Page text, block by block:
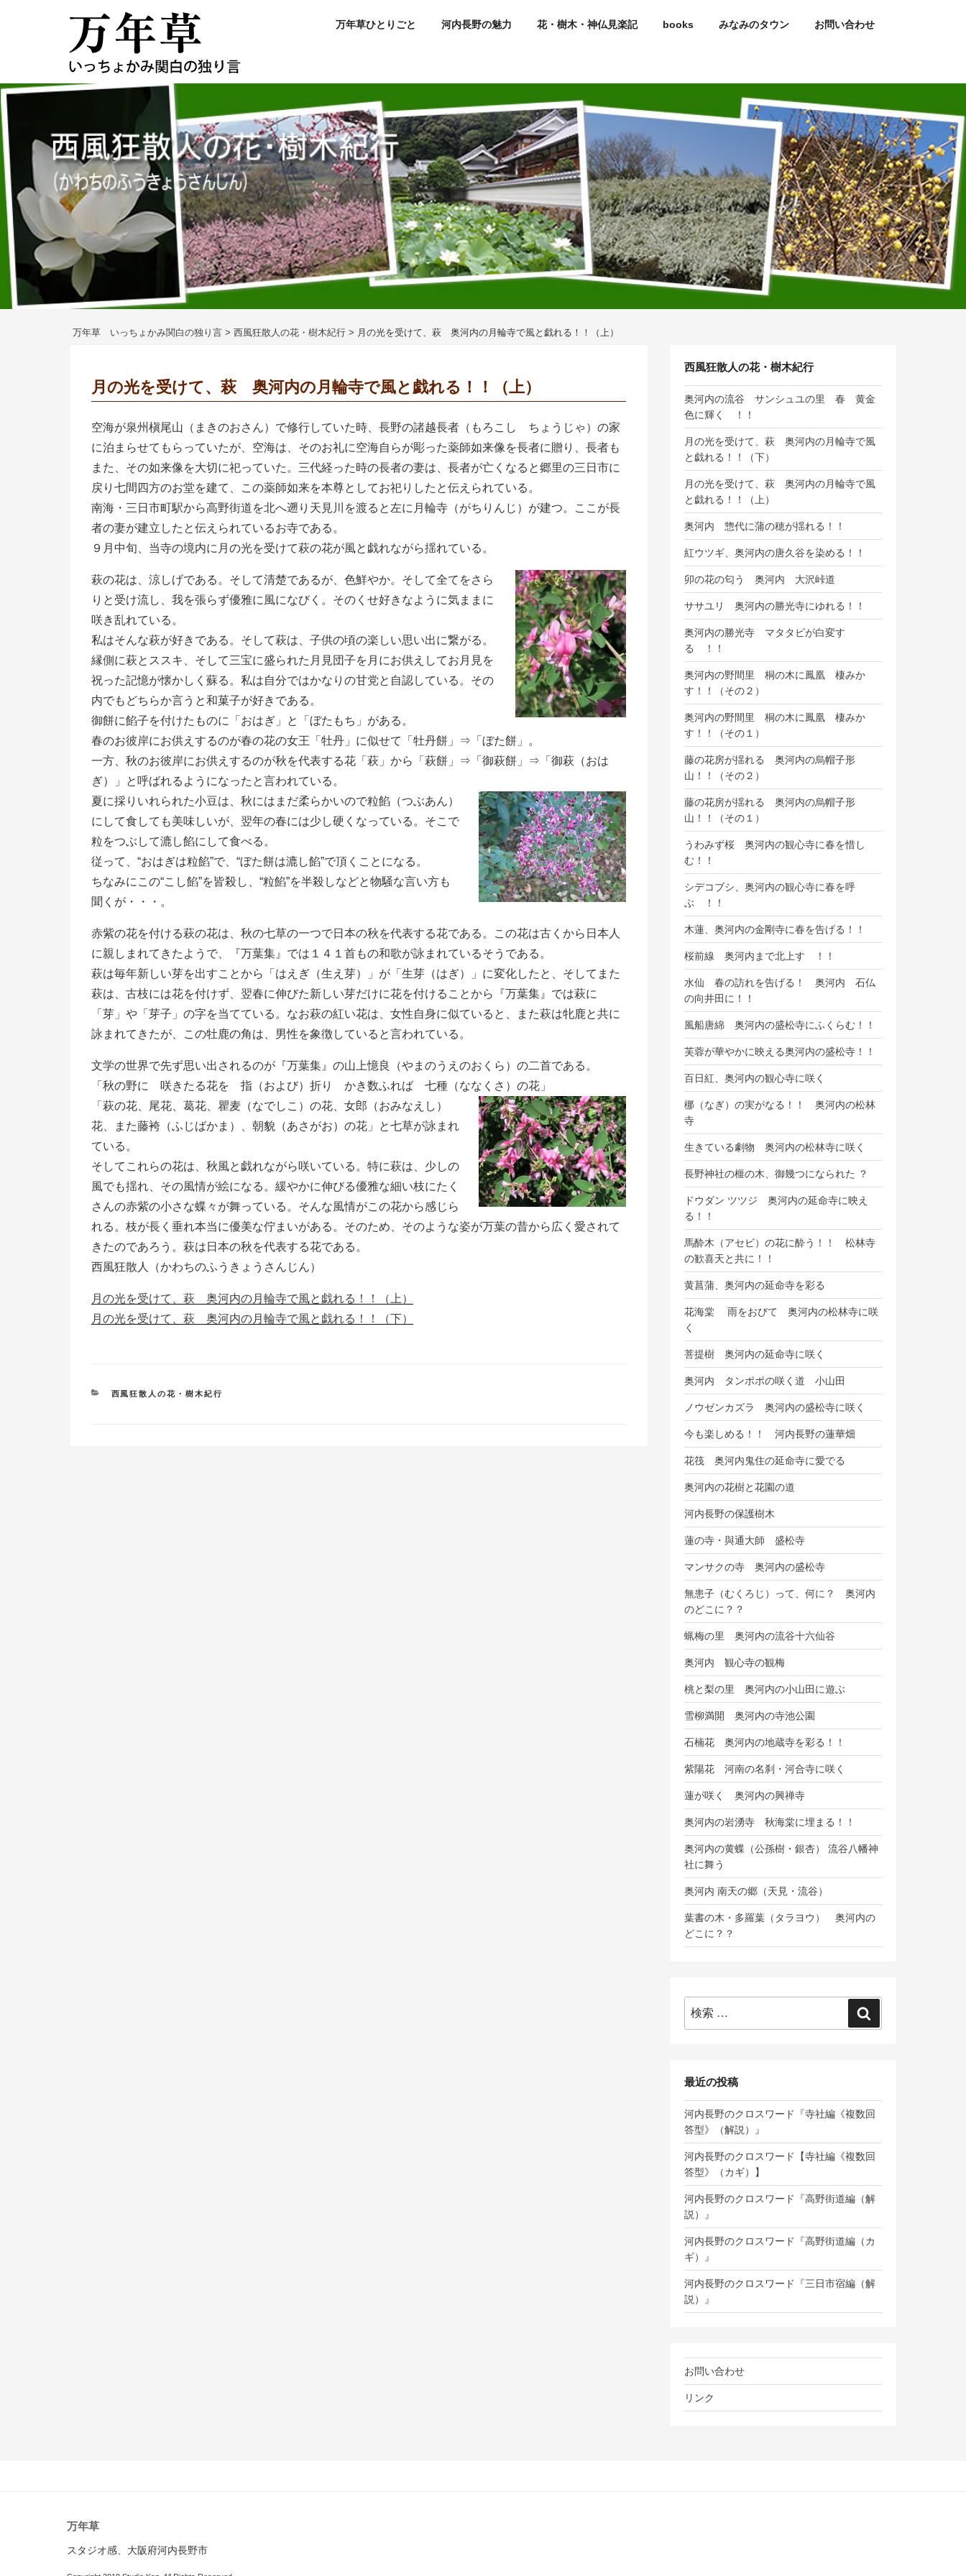
ツ
へ
ス
キ
ッ
プ
万年草ひとりごと 河内長野の魅力 花・樹木・神仏見楽記 books みなみのタウン お問い合わせ
万年草 いっちょかみ関白の独り言 > 西風狂散人の花・樹木紀行 > 月の光を受けて、萩 奥河内の月輪寺で風と戯れる！！（上）
月の光を受けて、萩 奥河内の月輪寺で風と戯れる！！（上）
空海が泉州槇尾山（まきのおさん）で修行していた時、長野の諸越長者（もろこし ちょうじゃ）の家
に泊まらせてもらっていたが、空海は、そのお礼に空海自らが彫った薬師如来像を長者に贈り、長者も
また、その如来像を大切に祀っていた。三代経った時の長者の妻は、長者が亡くなると郷里の三日市に
戻り七間四方のお堂を建て、この薬師如来を本尊としてお祀りしたと伝えられている。
南海・三日市町駅から高野街道を北へ遡り天見川を渡ると左に月輪寺（がちりんじ）が建つ。ここが長
者の妻が建立したと伝えられているお寺である。
９月中旬、当寺の境内に月の光を受けて萩の花が風と戯れながら揺れている。
萩の花は、涼しげである。そして清楚であるが、色鮮やか。そして全てをさら
りと受け流し、我を張らず優雅に風になびく。そのくせ好きなように気ままに
咲き乱れている。
私はそんな萩が好きである。そして萩は、子供の頃の楽しい思い出に繋がる。
縁側に萩とススキ、そして三宝に盛られた月見団子を月にお供えしてお月見を
祝った記憶が懐かしく蘇る。私は自分ではかなりの甘党と自認している。その
内でもどちらか言うと和菓子が好きである。
御餅に餡子を付けたものに「おはぎ」と「ぼたもち」がある。
春のお彼岸にお供えするのが春の花の女王「牡丹」に似せて「牡丹餅」⇒「ぼた餅」。
一方、秋のお彼岸にお供えするのが秋を代表する花「萩」から「萩餅」⇒「御萩餅」⇒「御萩（おは
ぎ）」と呼ばれるようになったと言われている。
夏に採りいれられた小豆は、秋にはまだ柔らかいので粒餡（つぶあん）
にして食しても美味しいが、翌年の春には少し硬くなっている。そこで
粒をつぶして漉し餡にして食べる。
従って、“おはぎは粒餡”で、“ぼた餅は漉し餡”で頂くことになる。
ちなみにこの“こし餡”を皆殺し、“粒餡”を半殺しなどと物騒な言い方も
聞くが・・・。
赤紫の花を付ける萩の花は、秋の七草の一つで日本の秋を代表する花である。この花は古くから日本人
に親しまれてきたようで、『万葉集』では１４１首もの和歌が詠まれているそうである。
萩は毎年新しい芽を出すことから「はえぎ（生え芽）」が「生芽（はぎ）」に変化したと、そしてまた
萩は、古枝には花を付けず、翌春に伸びた新しい芽だけに花を付けることから『万葉集』では萩に
「芽」や「芽子」の字を当てている。なお萩の紅い花は、女性自身に似ていると、また萩は牝鹿と共に
詠まれてきたが、この牡鹿の角は、男性を象徴していると言われている。
文学の世界で先ず思い出されるのが『万葉集』の山上憶良（やまのうえのおくら）の二首である。
「秋の野に 咲きたる花を 指（および）折り かき数ふれば 七種（ななくさ）の花」
「萩の花、尾花、葛花、瞿麦（なでしこ）の花、女郎（おみなえし）
花、また藤袴（ふじばかま）、朝貌（あさがお）の花」と七草が詠まれ
ている。
そしてこれらの花は、秋風と戯れながら咲いている。特に萩は、少しの
風でも揺れ、その風情が絵になる。緩やかに伸びる優雅な細い枝にたく
さんの赤紫の小さな蝶々が舞っている。そんな風情がこの花から感じら
れる。枝が長く垂れ本当に優美な佇まいがある。そのため、そのような姿が万葉の昔から広く愛されて
きたのであろう。萩は日本の秋を代表する花である。
西風狂散人（かわちのふうきょうさんじん）
月の光を受けて、萩 奥河内の月輪寺で風と戯れる！！（上）
月の光を受けて、萩 奥河内の月輪寺で風と戯れる！！（下）
カ
西風狂散人の花・樹木紀行
西風狂散人の花・樹木紀行
奥河内の流谷 サンシュユの里 春 黄金
色に輝く ！！
月の光を受けて、萩 奥河内の月輪寺で風
と戯れる！！（下）
月の光を受けて、萩 奥河内の月輪寺で風
と戯れる！！（上）
奥河内 惣代に蒲の穂が揺れる！！
紅ウツギ、奥河内の唐久谷を染める！！
卯の花の匂う 奥河内 大沢峠道
ササユリ 奥河内の勝光寺にゆれる！！
奥河内の勝光寺 マタタビが白変す
る ！！
奥河内の野間里 桐の木に鳳凰 棲みか
す！！（その２）
奥河内の野間里 桐の木に鳳凰 棲みか
す！！（その１）
藤の花房が揺れる 奥河内の烏帽子形
山！！（その２）
藤の花房が揺れる 奥河内の烏帽子形
山！！（その１）
うわみず桜 奥河内の観心寺に春を惜し
む！！
シデコブシ、奥河内の観心寺に春を呼
ぶ ！！
木蓮、奥河内の金剛寺に春を告げる！！
桜前線 奥河内まで北上す ！！
水仙 春の訪れを告げる！ 奥河内 石仏
の向井田に！！
風船唐綿 奥河内の盛松寺にふくらむ！！
芙蓉が華やかに映える奥河内の盛松寺！！
百日紅、奥河内の観心寺に咲く
梛（なぎ）の実がなる！！ 奥河内の松林
寺
生きている劇物 奥河内の松林寺に咲く
長野神社の榧の木、御幾つになられた ？
ドウダン ツツジ 奥河内の延命寺に映え
る！！
馬酔木（アセビ）の花に酔う！！ 松林寺
の歓喜天と共に！！
黄菖蒲、奥河内の延命寺を彩る
花海棠 雨をおびて 奥河内の松林寺に咲
く
菩提樹 奥河内の延命寺に咲く
奥河内 タンポポの咲く道 小山田
ノウゼンカズラ 奥河内の盛松寺に咲く
今も楽しめる！！ 河内長野の蓮華畑
花筏 奥河内鬼住の延命寺に愛でる
奥河内の花樹と花園の道
河内長野の保護樹木
蓮の寺・與通大師 盛松寺
マンサクの寺 奥河内の盛松寺
無患子（むくろじ）って、何に？ 奥河内
のどこに？？
蝋梅の里 奥河内の流谷十六仙谷
奥河内 観心寺の観梅
桃と梨の里 奥河内の小山田に遊ぶ
雪柳満開 奥河内の寺池公園
石楠花 奥河内の地蔵寺を彩る！！
紫陽花 河南の名刹・河合寺に咲く
蓮が咲く 奥河内の興禅寺
奥河内の岩湧寺 秋海棠に埋まる！！
奥河内の黄蝶（公孫樹・銀杏） 流谷八幡神
社に舞う
奥河内 南天の郷（天見・流谷）
葉書の木・多羅葉（タラヨウ） 奥河内の
どこに？？
索:
索
最近の投稿
河内長野のクロスワード『寺社編《複数回
答型》（解説）』
河内長野のクロスワード【寺社編《複数回
答型》（カギ）】
河内長野のクロスワード『高野街道編（解
説）』
河内長野のクロスワード『高野街道編（カ
ギ）』
河内長野のクロスワード『三日市宿編（解
説）』
お問い合わせ
リンク
万年草
スタジオ感、大阪府河内長野市